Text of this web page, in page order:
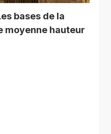
bases de la
moyenne hauteur